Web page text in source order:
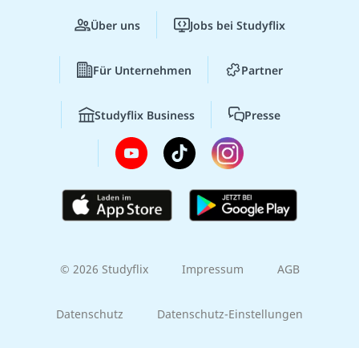
Über uns Jobs bei Studyflix
Für Unternehmen Partner
Studyflix Business Presse
© 2026 Studyflix Impressum AGB
Datenschutz Datenschutz-Einstellungen